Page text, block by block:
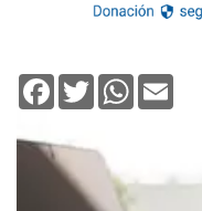
Facebook
TwitterWhatsApp